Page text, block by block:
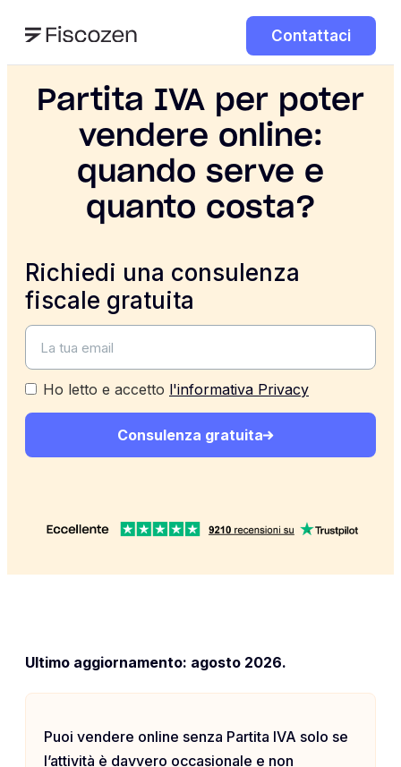
Contattaci
Partita IVA per poter
vendere online:
quando serve e
quanto costa?
Richiedi una consulenza
fiscale gratuita
Ho letto e accetto l'informativa Privacy
Consulenza gratuita
Ultimo aggiornamento: agosto 2026.
Puoi vendere online senza Partita IVA solo se
l’attività è davvero occasionale e non